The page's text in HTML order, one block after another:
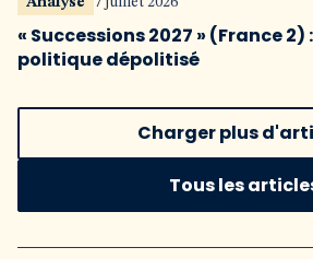
« Successions 2027 » (France
politique dépolitisé
Charger plus
Tous les